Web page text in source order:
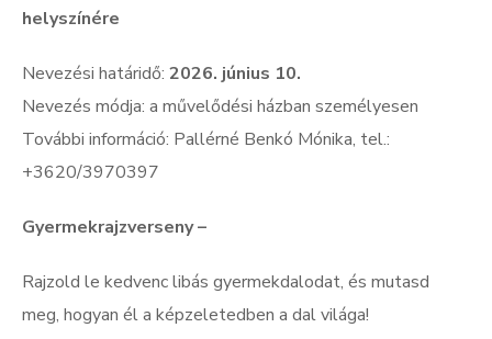
helyszínére
Nevezési határidő: 2026. június 10.
Nevezés módja: a művelődési házban személyesen
További információ: Pallérné Benkó Mónika, tel.:
+3620/3970397
Gyermekrajzverseny –
Rajzold le kedvenc libás gyermekdalodat, és mutasd
meg, hogyan él a képzeletedben a dal világa!